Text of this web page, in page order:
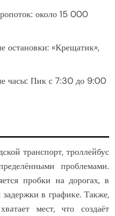
около 15 000
остановки: «Крещатик»,
часы: Пик с 7:30 до 9:00
транспорт, троллейбус
проблемами.
пробки на дорогах, в
задержки в графике. Также,
мест, что создаёт